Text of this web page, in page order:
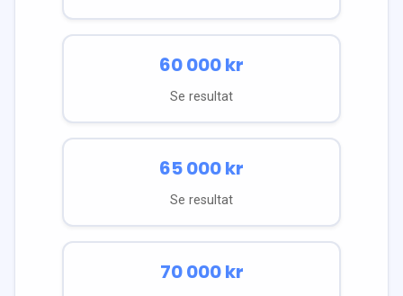
60 000kr
Se resultat
65 000kr
Se resultat
70 000kr